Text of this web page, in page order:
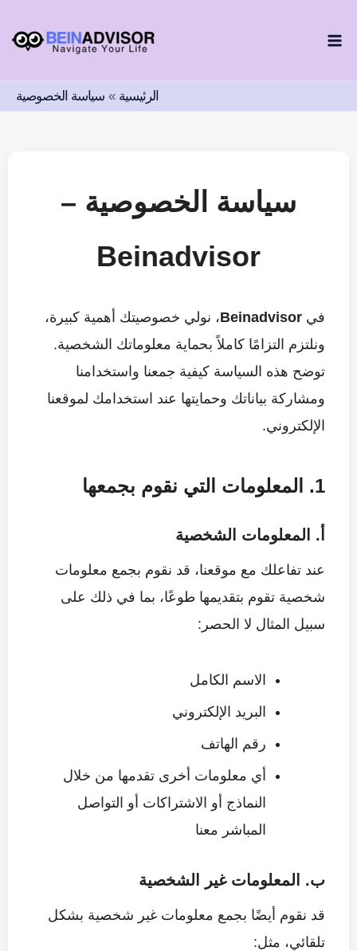
الرئيسية
سياسة الخصوصية
سياسة الخصوصية –
Beinadvisor
فيBeinadvisor، نولي خصوصيتك أهمية كبيرة،
ونلتزم التزامًا كاملاً بحماية معلوماتك الشخصية.
توضح هذه السياسة كيفية جمعنا واستخدامنا
ومشاركة بياناتك وحمايتها عند استخدامك لموقعنا
الإلكتروني.
أ. المعلومات الشخصية
عند تفاعلك مع موقعنا، قد نقوم بجمع معلومات
شخصية تقوم بتقديمها طوعًا، بما في ذلك على
سبيل المثال لا الحصر:
الاسم الكامل
البريد الإلكتروني
رقم الهاتف
أي معلومات أخرى تقدمها من خلال
النماذج أو الاشتراكات أو التواصل
المباشر معنا
ب. المعلومات غير الشخصية
قد نقوم أيضًا بجمع معلومات غير شخصية بشكل
تلقائي، مثل: